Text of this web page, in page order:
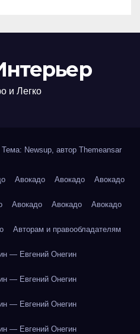
и Легко
Тема: Newsup, автор Themeansar
Авокадо Авокадо Авокадо
Авокадо Авокадо Авокадо
Авторам и правообладателям
— Евгений Онегин
— Евгений Онегин
— Евгений Онегин
— Евгений Онегин